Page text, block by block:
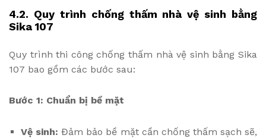
4.2. Quy trình chống thấm nhà vệ sinh bằng
Sika 107
Quy trình thi công chống thấm nhà vệ sinh bằng Sika
107 bao gồm các bước sau:
Bước 1: Chuẩn bị bề mặt
Vệ sinh: Đảm bảo bề mặt cần chống thấm sạch sẽ,